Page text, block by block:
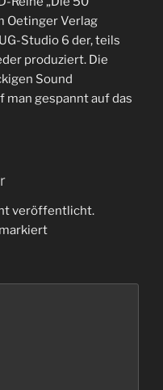
Oetinger Verlag
Studio 6 der, teils
produziert. Die
Sound
man gespannt auf das
veröffentlicht.
markiert